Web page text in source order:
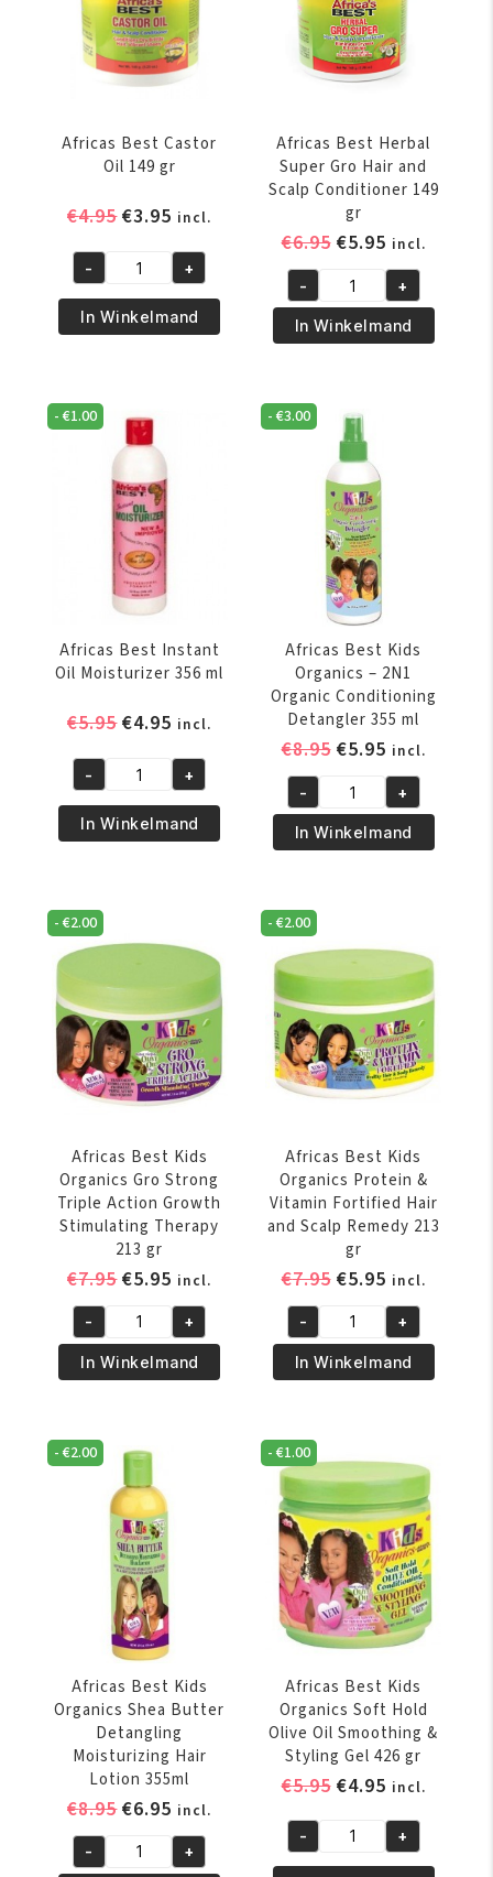
340
gr
aantal
Conditioner
149
gr
Africas Best Castor
Oil 149 gr
€4.95Oorspronkelijke
was:
€4.95.
€3.95 Huidige
is:
€3.95.
incl.
Africas
Best
Castor
gr
aantal
- +
In Winkelmand
Africas Best Herbal
Super Gro Hair and
Scalp Conditioner 149
gr
€6.95 Oorspronkelijke
was:
€6.95.
€5.95Huidige
prijs
is:
€5.95.
incl.
Africas
Best
Herbal
Gro
Hair
Scalp
Conditioner
aantal
- +
In Winkelmand
-€1.00
Africas Best Instant
Oil Moisturizer 356 ml
€5.95Oorspronkelijke
was:
€5.95.
€4.95 Huidige
is:
€4.95.
incl.
Africas
Best
Instant
356
ml
- +
In Winkelmand
-€3.00
Africas Best Kids
Organics – 2N1
Organic Conditioning
Detangler 355 ml
€8.95 Oorspronkelijke
was:
€8.95.
€5.95Huidige
prijs
is:
€5.95.
incl.
Africas
Best
Kids
-
2N1
Organic
Conditioning
Detangler
355
ml
aantal
- +
In Winkelmand
-€2.00
Africas Best Kids
Organics Gro Strong
Triple Action Growth
Stimulating Therapy
213 gr
€7.95Oorspronkelijke
was:
€7.95.
€5.95 Huidige
prijs
is:
€5.95.
incl.
Africas
Best
Kids
Gro
Strong
Triple
Action
Growth
Stimulating
Therapy
aantal
- +
In Winkelmand
-€2.00
Africas Best Kids
Organics Protein &
Vitamin Fortified Hair
and Scalp Remedy 213
gr
€7.95 Oorspronkelijke
was:
€7.95.
€5.95Huidige
prijs
is:
€5.95.
incl.
Africas
Best
Kids
Protein
&
Vitamin
Fortified
Hair
and
Scalp
Remedy
213
gr
aantal
- +
In Winkelmand
-€2.00
Africas Best Kids
Organics Shea Butter
Detangling
Moisturizing Hair
Lotion 355ml
€8.95Oorspronkelijke
was:
€6.95 Huidige
prijs
is:
incl.
Africas
- +
-€1.00
Africas Best Kids
Organics Soft Hold
Olive Oil Smoothing &
Styling Gel 426 gr
€5.95 Oorspronkelijke
was:
€5.95.
€4.95Huidige
is:
€4.95.
incl.
Africas
- +